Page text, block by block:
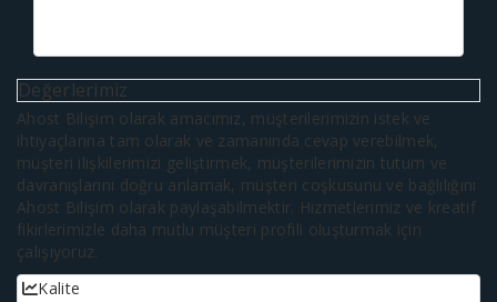
Değerlerimiz
Ahost Bilişim olarak amacımız, müşterilerimizin istek ve
ihtiyaçlarına tam olarak ve zamanında cevap verebilmek,
müşteri ilişkilerimizi geliştirmek, müşterilerimizin tutum ve
davranışlarını doğru anlamak, müşteri coşkusunu ve bağlılığını
Ahost Bilişim olarak paylaşabilmektir. Hizmetlerimiz ve kreatif
fikirlerimizle daha mutlu müşteri profili oluşturmak için
çalışıyoruz.
Kalite